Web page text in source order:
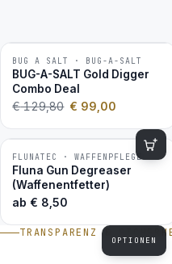
−24 %
2ER-SET
BUG A SALT · BUG-A-SALT
BUG-A-SALT Gold Digger
Combo Deal
€129,80 € 99,00
BESTSELLER
FLUNATEC · WAFFENPFLEGE
Fluna Gun Degreaser
(Waffenentfetter)
ab € 8,50
OPTIONEN
TRANSPARENZ &